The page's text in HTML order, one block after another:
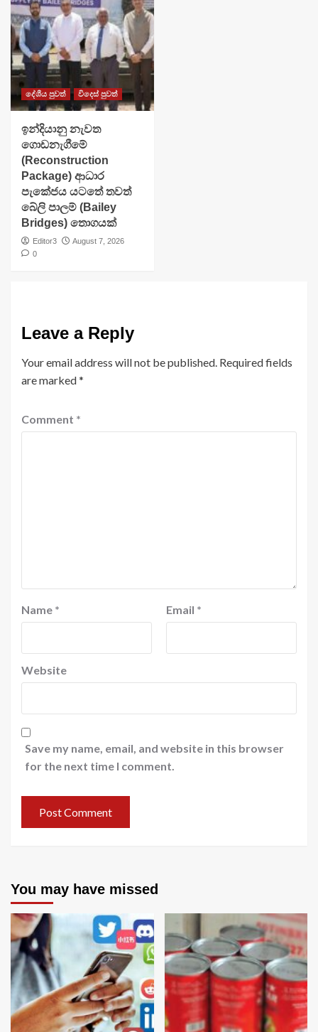
දේශීය පුවත් විදෙස් පුවත්
ඉන්දියානු නැවත
ගොඩනැගීමේ
(Reconstruction
Package) ආධාර
පැකේජය යටතේ තවත්
බේලි පාලම් (Bailey
Bridges) තොගයක්
Editor3
August 7, 2026
0
Leave a Reply
Your email address will not be published. Required fields
are marked*
Comment *
Name * Email *
Website
Save my name, email, and website in this browser
for the next time I comment.
You may have missed